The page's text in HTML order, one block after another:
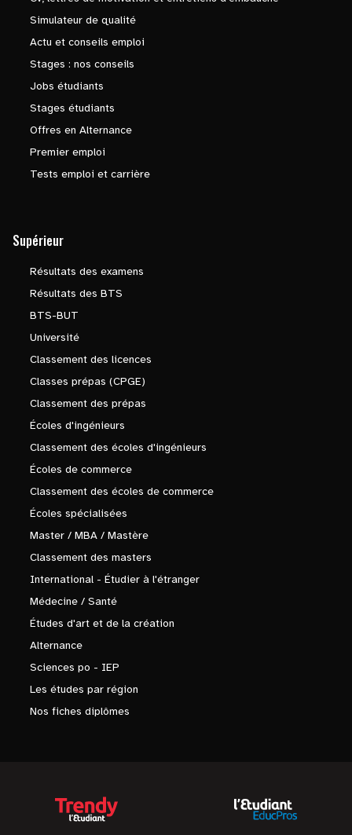
Simulateur de qualité
Actu et conseils emploi
Stages : nos conseils
Jobs étudiants
Stages étudiants
Offres en Alternance
Premier emploi
Tests emploi et carrière
Supérieur
Résultats des examens
Résultats des BTS
BTS-BUT
Université
Classement des licences
Classes prépas (CPGE)
Classement des prépas
Écoles d'ingénieurs
Classement des écoles d'ingénieurs
Écoles de commerce
Classement des écoles de commerce
Écoles spécialisées
Master / MBA / Mastère
Classement des masters
International - Étudier à l'étranger
Médecine / Santé
Études d'art et de la création
Alternance
Sciences po - IEP
Les études par région
Nos fiches diplômes